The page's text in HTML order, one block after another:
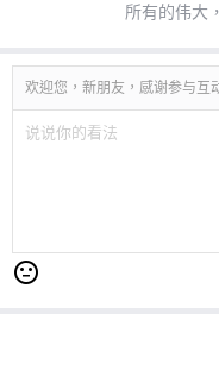
所有的伟大
欢迎您，新朋友，感谢参与互